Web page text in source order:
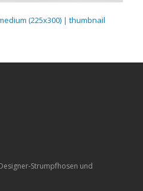
(225x300)| thumbnail
Strumpfhosen und